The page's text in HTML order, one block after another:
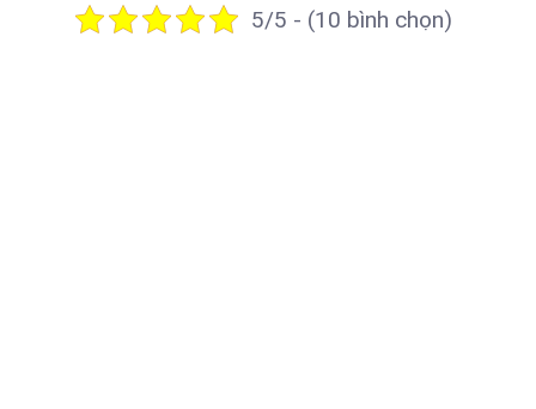
5/5 - (10 bình chọn)